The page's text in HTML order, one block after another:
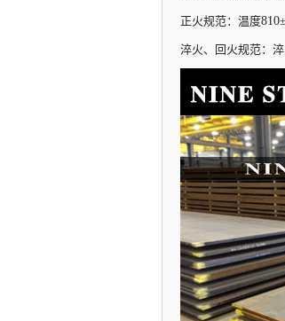
正火规范：温度810±
淬火、回火规范：